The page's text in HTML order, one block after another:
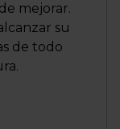
mejorar.
su
de todo